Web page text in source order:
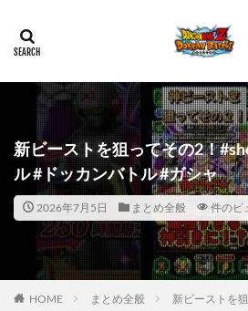
新ビーストを狙ってその2！
ル #ドッカンバトル #ガシャ
2026年7月5日 まとめ全般 件のビ
HOME まとめ全般 新ビーストを